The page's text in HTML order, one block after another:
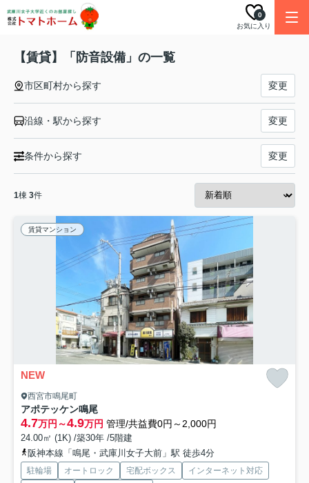
お気に入り
0
【賃貸】「防音設備」の一覧
市区町村から探す 変更
沿線・駅から探す 変更
条件から探す 変更
1棟 3件
賃貸マンション
NEW
西宮市鳴尾町
アポテッケン鳴尾
4.7万円～4.9万円 管理/共益費0円～2,000円
24.00㎡ (1K) /築30年 /5階建
阪神本線「鳴尾・武庫川女子大前」駅 徒歩4分
駐輪場 オートロック 宅配ボックス
インターネット対応